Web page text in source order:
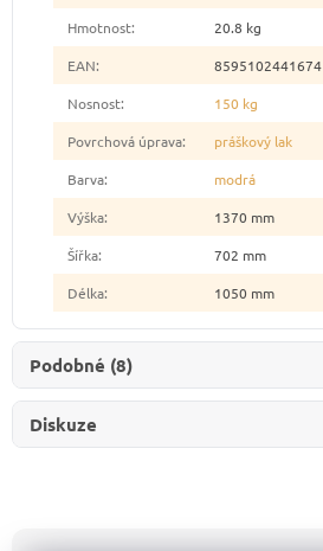
Hmotnost:
20.8 kg
EAN:
8595102441674
Nosnost:
150 kg
Povrchová úprava:
práškový lak
Barva:
modrá
Výška:
1370 mm
Šířka:
702 mm
Délka: 1050 mm
Podobné (8)
Diskuze